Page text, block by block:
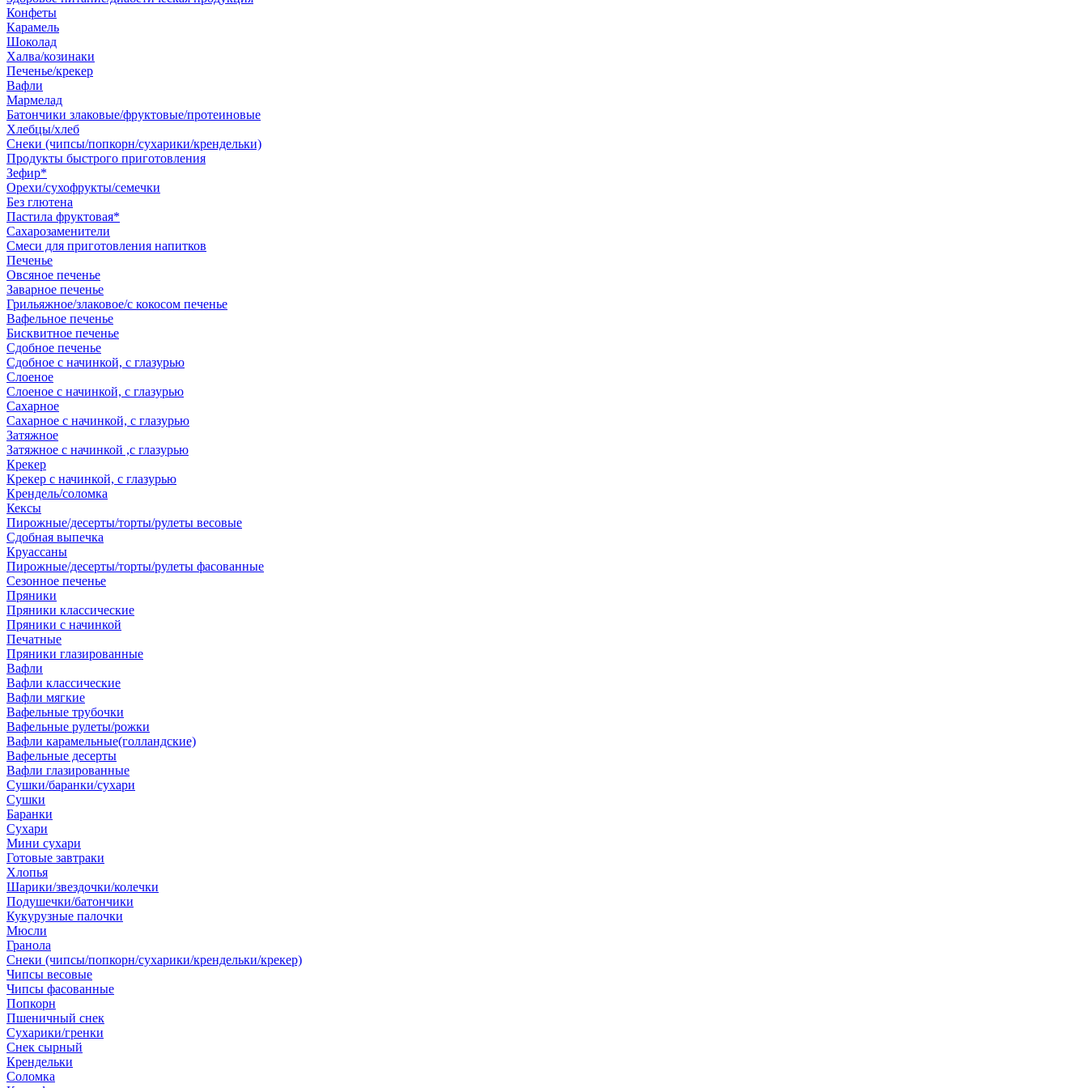
Конфеты
Карамель
Шоколад
Халва/козинаки
Печенье/крекер
Вафли
Мармелад
Батончики злаковые/фруктовые/протеиновые
Хлебцы/хлеб
Снеки (чипсы/попкорн/сухарики/крендельки)
Продукты быстрого приготовления
Зефир*
Орехи/сухофрукты/семечки
Без глютена
Пастила фруктовая*
Сахарозаменители
Смеси для приготовления напитков
Печенье
Овсяное печенье
Заварное печенье
Грильяжное/злаковое/с кокосом печенье
Вафельное печенье
Бисквитное печенье
Сдобное печенье
Сдобное с начинкой, с глазурью
Слоеное
Слоеное с начинкой, с глазурью
Сахарное
Сахарное с начинкой, с глазурью
Затяжное
Затяжное с начинкой ,с глазурью
Крекер
Крекер с начинкой, с глазурью
Крендель/соломка
Кексы
Пирожные/десерты/торты/рулеты весовые
Сдобная выпечка
Круассаны
Пирожные/десерты/торты/рулеты фасованные
Сезонное печенье
Пряники
Пряники классические
Пряники с начинкой
Печатные
Пряники глазированные
Вафли
Вафли классические
Вафли мягкие
Вафельные трубочки
Вафельные рулеты/рожки
Вафли карамельные(голландские)
Вафельные десерты
Вафли глазированные
Сушки/баранки/сухари
Сушки
Баранки
Сухари
Мини сухари
Готовые завтраки
Хлопья
Шарики/звездочки/колечки
Подушечки/батончики
Кукурузные палочки
Мюсли
Гранола
Снеки (чипсы/попкорн/сухарики/крендельки/крекер)
Чипсы весовые
Чипсы фасованные
Попкорн
Пшеничный снек
Сухарики/гренки
Снек сырный
Крендельки
Соломка